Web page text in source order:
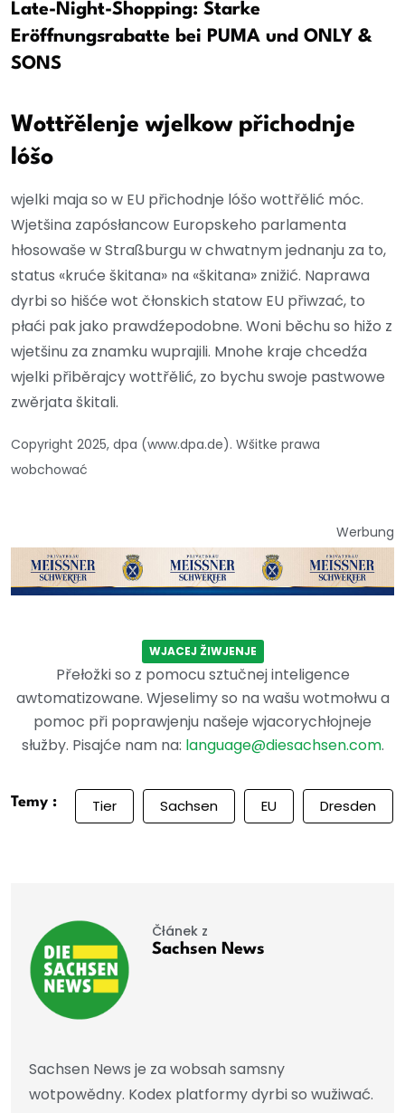
Late-Night-Shopping: Starke
Eröffnungsrabatte bei PUMA und ONLY &
SONS
Wottřělenje wjelkow přichodnje
lóšo
wjelki maja so w EU přichodnje lóšo wottřělić móc.
Wjetšina zapósłancow Europskeho parlamenta
hłosowaše w Straßburgu w chwatnym jednanju za to,
status «kruće škitana» na «škitana» znižić. Naprawa
dyrbi so hišće wot čłonskich statow EU přiwzać, to
płaći pak jako prawdźepodobne. Woni běchu so hižo z
wjetšinu za znamku wuprajili. Mnohe kraje chcedźa
wjelki přiběrajcy wottřělić, zo bychu swoje pastwowe
zwěrjata škitali.
Copyright 2025, dpa (www.dpa.de). Wšitke prawa
wobchować
Werbung
WJACEJ ŽIWJENJE
Přełožki so z pomocu sztučnej inteligence
awtomatizowane. Wjeselimy so na wašu wotmołwu a
pomoc při poprawjenju našeje wjacorychłojneje
słužby. Pisajće nam na: language@diesachsen.com.
Temy : Tier Sachsen EU Dresden
Čłánek z
Sachsen News
Sachsen News je za wobsah samsny
wotpowědny. Kodex platformy dyrbi so wužiwać.